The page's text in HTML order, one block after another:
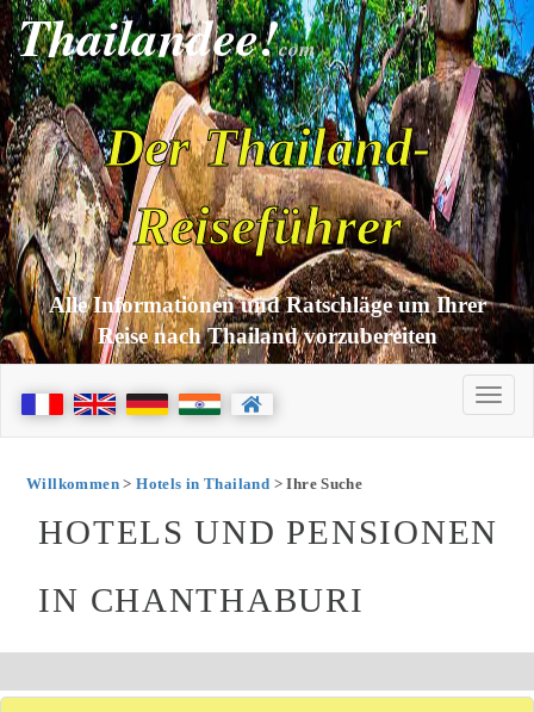
Thailandee!com
Der Thailand-
Reiseführer
Alle Informationen und Ratschläge um Ihrer
Reise nach Thailand vorzubereiten
Willkommen>Hotels in Thailand > Ihre Suche
HOTELS UND PENSIONEN
IN CHANTHABURI